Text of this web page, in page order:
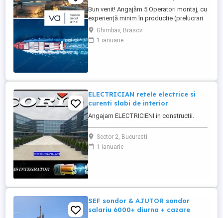
Bun venit! Angajăm 5 Operatori montaj, cu
experiență minim în productie (prelucrari
prin aschiere). Căutăm persoane serioase,
dornice să învețe și să muncească, se va
oferi instruire la locul de muncă. Program:
Ghimbav, Brasov
1 ianuarie
ELECTRICIAN retele electrice si
curenti slabi de interior
Angajam ELECTRICIENI in constructii.
Daca sti ca ai calificare si experienta in
executia si punerea in functiune de
instalatii electrice de joasa tensiune; Ai
Sector 2, Bucuresti
1 ianuarie
SEF sondor & AJUTOR sondor
salariu 6000+ diurna + cazare